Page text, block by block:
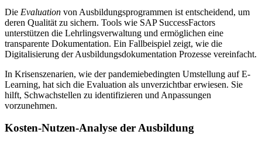
Die Evaluation von Ausbildungsprogrammen ist entscheidend, um
deren Qualität zu sichern. Tools wie SAP SuccessFactors
unterstützen die Lehrlingsverwaltung und ermöglichen eine
transparente Dokumentation. Ein Fallbeispiel zeigt, wie die
Digitalisierung der Ausbildungsdokumentation Prozesse vereinfacht.
In Krisenszenarien, wie der pandemiebedingten Umstellung auf E-
Learning, hat sich die Evaluation als unverzichtbar erwiesen. Sie
hilft, Schwachstellen zu identifizieren und Anpassungen
vorzunehmen.
Kosten-Nutzen-Analyse der Ausbildung